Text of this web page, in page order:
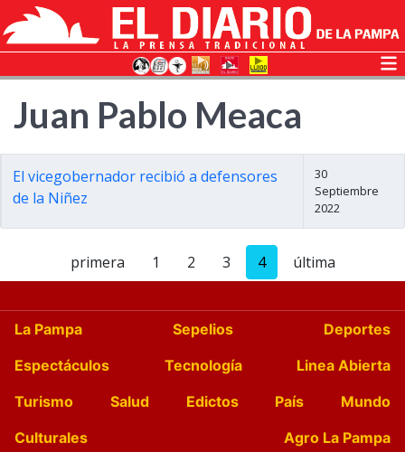
Juan Pablo Meaca
El vicegobernador recibió a defensores
de la Niñez
30
Septiembre
2022
primera 1 2 3 4 última
La Pampa Sepelios
Deportes
Espectáculos
Tecnología
Linea Abierta
Turismo
Salud Edictos País
Mundo
Culturales
Agro La Pampa